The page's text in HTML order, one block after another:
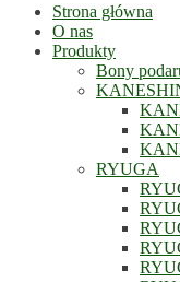
Strona główna
O nas
Produkty
Bony
RYUGA